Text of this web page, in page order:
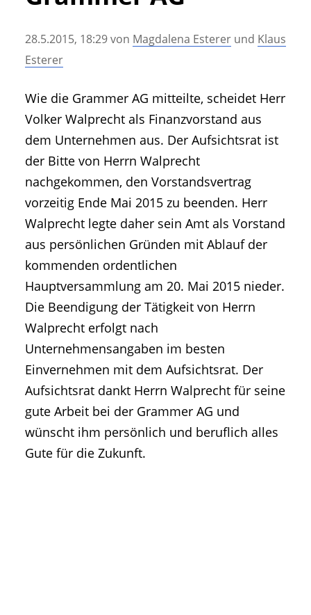
• Messen und Veranstaltungen
• Mitteilung der Redaktion
• Artikel nach Hersteller/Marke
28.5.2015, 18:29von Magdalena Esterer und Klaus
Esterer
Wie die Grammer AG mitteilte, scheidet Herr
Volker Walprecht als Finanzvorstand aus
dem Unternehmen aus. Der Aufsichtsrat ist
der Bitte von Herrn Walprecht
nachgekommen, den Vorstandsvertrag
vorzeitig Ende Mai 2015 zu beenden. Herr
Walprecht legte daher sein Amt als Vorstand
aus persönlichen Gründen mit Ablauf der
kommenden ordentlichen
Hauptversammlung am 20. Mai 2015 nieder.
Die Beendigung der Tätigkeit von Herrn
Walprecht erfolgt nach
Unternehmensangaben im besten
Einvernehmen mit dem Aufsichtsrat. Der
Aufsichtsrat dankt Herrn Walprecht für seine
gute Arbeit bei der Grammer AG und
wünscht ihm persönlich und beruflich alles
Gute für die Zukunft.